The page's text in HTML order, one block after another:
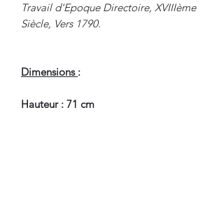
Travail d'Epoque Directoire, XVIIIème
Siècle, Vers 1790.
Dimensions :
Hauteur : 71 cm